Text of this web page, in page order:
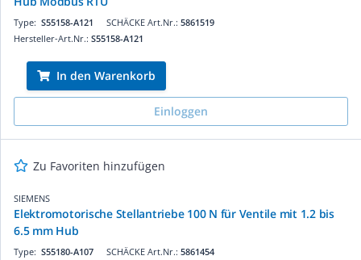
SCHÄCKE Art.Nr.: 5861519
Type: S55158-A121
Hersteller-Art.Nr.: S55158-A121
In den Warenkorb
Einloggen
Zu Favoriten hinzufügen
SIEMENS
Elektromotorische Stellantriebe 100 N für Ventile mit 1.2 bis
6.5 mm Hub
SCHÄCKE Art.Nr.: 5861454
Type: S55180-A107